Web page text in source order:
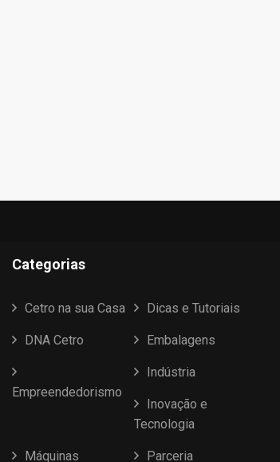
Categorias
Cetro na sua Casa Dicas e Tutoriais
DNA Cetro Embalagens
Empreendedorismo
Indústria
Inovação e
Tecnologia
Máquinas Parceria